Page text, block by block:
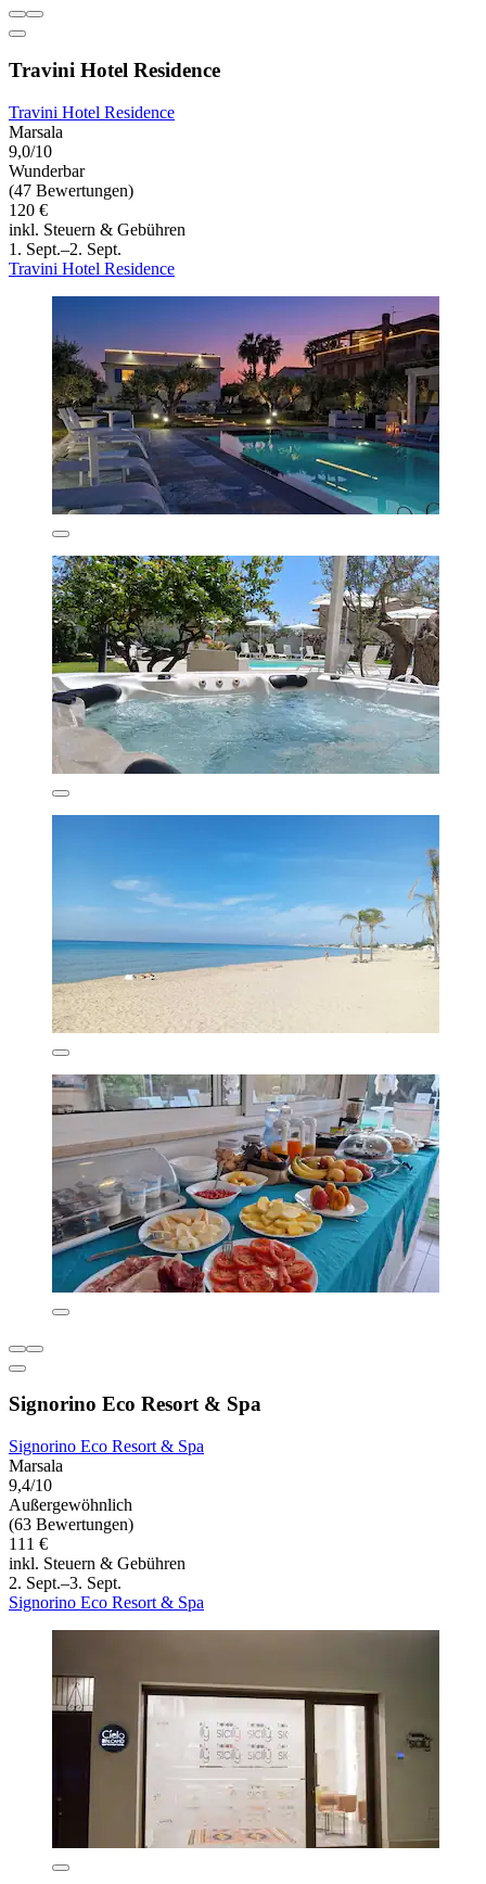
Travini Hotel Residence
Travini Hotel Residence
Marsala
9,0/10
Wunderbar
(47 Bewertungen)
120 €
inkl. Steuern & Gebühren
1. Sept.–2. Sept.
Travini Hotel Residence
Signorino Eco Resort & Spa
Signorino Eco Resort & Spa
Marsala
9,4/10
Außergewöhnlich
(63 Bewertungen)
111 €
inkl. Steuern & Gebühren
2. Sept.–3. Sept.
Signorino Eco Resort & Spa